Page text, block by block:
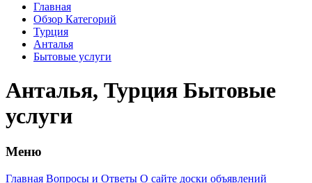
Главная
Обзор Категорий
Турция
Анталья
Бытовые услуги
Анталья, Турция Бытовые
услуги
Меню
Главная Вопросы и Ответы О сайте доски объявлений